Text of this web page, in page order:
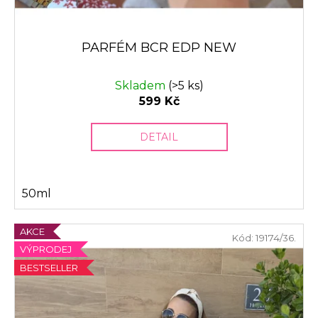
PARFÉM BCR EDP NEW
Skladem (>5 ks)
599 Kč
DETAIL
50ml
AKCE
VÝPRODEJ
BESTSELLER
Kód: 19174/36.
č